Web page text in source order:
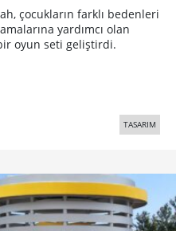
çocukların farklı bedenleri
yardımcı olan
oyun seti geliştirdi.
TASARIM